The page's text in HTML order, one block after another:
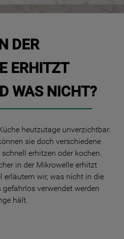
DER
ERHITZT
WAS NICHT?
heutzutage unverzichtbar.
sie doch verschiedene
erhitzen oder kochen.
in der Mikrowelle erhitzt
erläutern wir, was nicht in die
verwendet werden
hält.